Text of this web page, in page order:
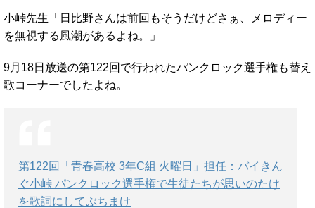
小峠先生「日比野さんは前回もそうだけどさぁ、メロディー
を無視する風潮があるよね。」
9月18日放送の第122回で行われたパンクロック選手権も替え
歌コーナーでしたよね。
第122回「青春高校 3年C組 火曜日」担任：バイきん
ぐ小峠 パンクロック選手権で生徒たちが思いのたけ
を歌詞にしてぶちまけ